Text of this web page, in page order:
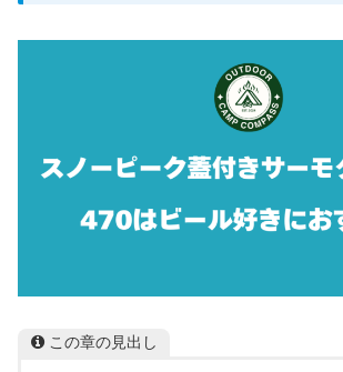
この章の見出し